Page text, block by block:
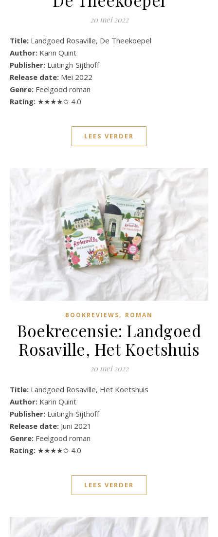
20 mei 2022
Title: Landgoed Rosaville, De Theekoepel
Author: Karin Quint
Publisher: Luitingh-Sijthoff
Release date: Mei 2022
Genre: Feelgood roman
Rating: ★★★★✩ 4.0
LEES VERDER
BOOKREVIEWS, ROMAN
Boekrecensie: Landgoed
Rosaville, Het Koetshuis
20 mei 2022
Title: Landgoed Rosaville, Het Koetshuis
Author: Karin Quint
Publisher: Luitingh-Sijthoff
Release date: Juni 2021
Genre: Feelgood roman
Rating: ★★★★✩ 4.0
LEES VERDER